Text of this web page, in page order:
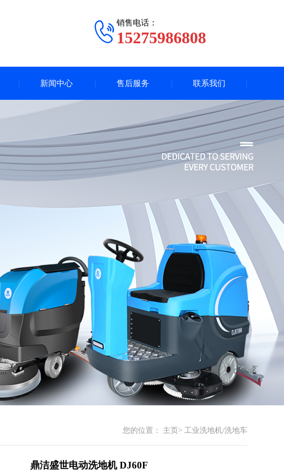
销售电话：
15275986808
新闻中心 售后服务 联系我们
您的位置： 主页> 工业洗地机/洗地车
鼎洁盛世电动洗地机 DJ60F